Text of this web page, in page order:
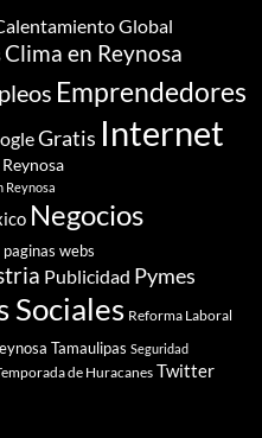
Global
Clima en Reynosa
Emprendedores
Gratis Internet
Reynosa
Negocios
paginas webs
Publicidad Pymes
Sociales Reforma Laboral
Tamaulipas Seguridad
de Huracanes Twitter